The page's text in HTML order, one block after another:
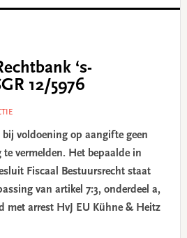
‘s-
12/5976
bij voldoening op aangifte geen
vermelden. Het bepaalde in
Fiscaal Bestuursrecht staat
van artikel 7:3, onderdeel a,
met arrest HvJ EU Kühne & Heitz